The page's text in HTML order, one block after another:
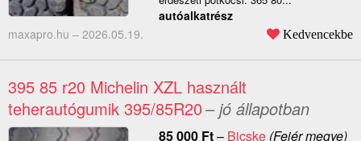
autóalkatrész
maxapro.hu – 2026.05.19. Kedvencekbe
395 85 r20 Michelin XZL használt
teherautógumik 395/85R20– jó állapotban
85 000 Ft– Bicske(Fejér megye)